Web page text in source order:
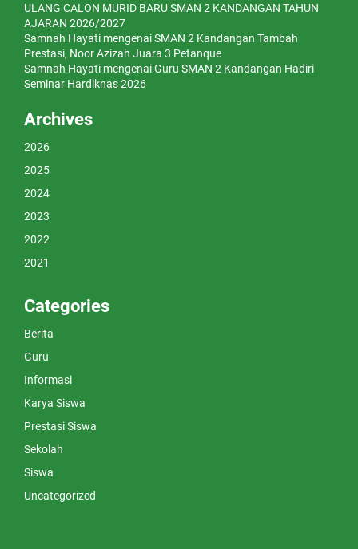
ULANG CALON MURID BARU SMAN 2 KANDANGAN TAHUN
AJARAN 2026/2027
Samnah Hayati mengenaiSMAN 2 Kandangan Tambah
Prestasi, Noor Azizah Juara 3 Petanque
Samnah Hayati mengenaiGuru SMAN 2 Kandangan Hadiri
Seminar Hardiknas 2026
Archives
2026
2025
2024
2023
2022
2021
Categories
Berita
Guru
Informasi
Karya Siswa
Prestasi Siswa
Sekolah
Siswa
Uncategorized